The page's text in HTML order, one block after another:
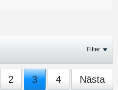
Filter
2 3 4 Nästa